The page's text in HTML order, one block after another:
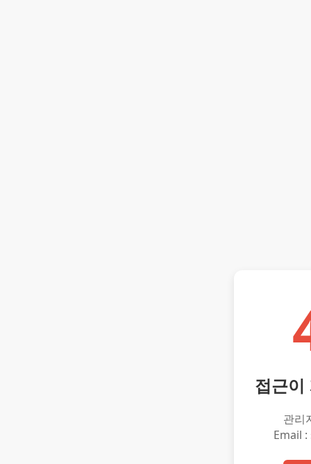
접근이
관리
Email